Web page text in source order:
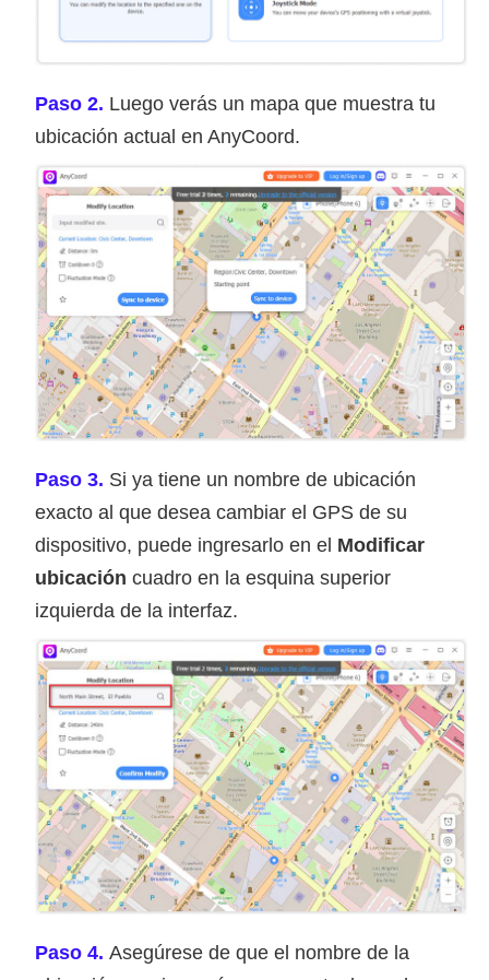
Paso 2. Luego verás un mapa que muestra tu
ubicación actual en AnyCoord.
Paso 3. Si ya tiene un nombre de ubicación
exacto al que desea cambiar el GPS de su
dispositivo, puede ingresarlo en el Modificar
ubicación cuadro en la esquina superior
izquierda de la interfaz.
Paso 4. Asegúrese de que el nombre de la